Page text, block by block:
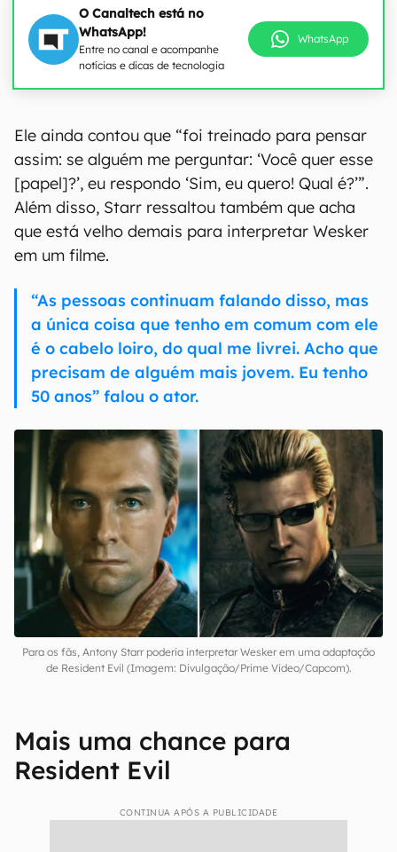
O Canaltech está no
WhatsApp!
Entre no canal e acompanhe
notícias e dicas de tecnologia
WhatsApp
Ele ainda contou que “foi treinado para pensar
assim: se alguém me perguntar: ‘Você quer esse
[papel]?’, eu respondo ‘Sim, eu quero! Qual é?’”.
Além disso, Starr ressaltou também que acha
que está velho demais para interpretar Wesker
em um filme.
“As pessoas continuam falando disso, mas
a única coisa que tenho em comum com ele
é o cabelo loiro, do qual me livrei. Acho que
precisam de alguém mais jovem. Eu tenho
50 anos” falou o ator.
Para os fãs, Antony Starr poderia interpretar Wesker em uma adaptação
de Resident Evil (Imagem: Divulgação/Prime Video/Capcom).
Mais uma chance para
Resident Evil
CONTINUA APÓS A PUBLICIDADE